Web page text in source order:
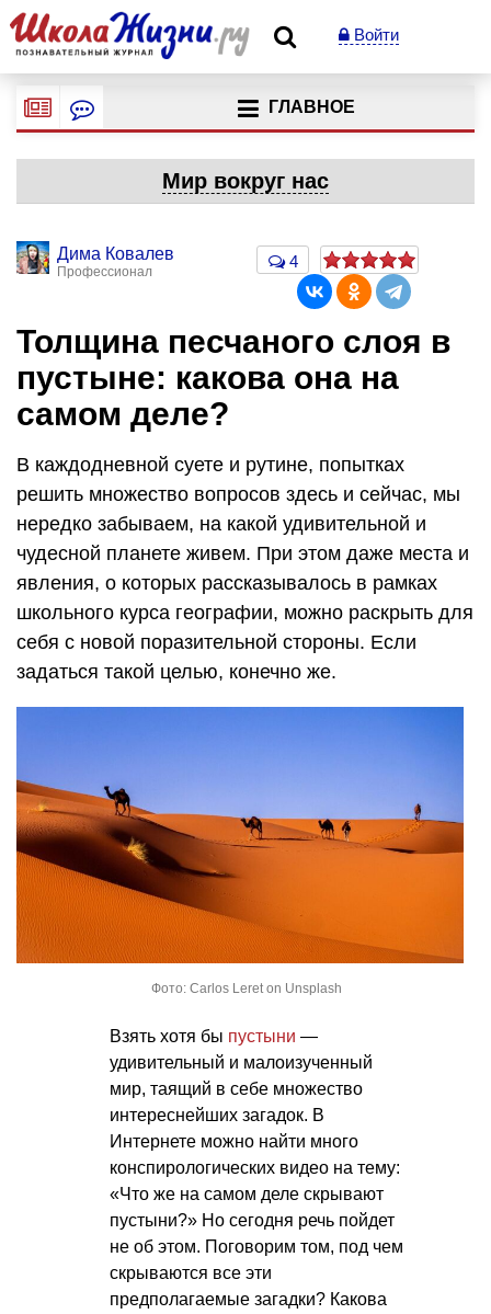
Войти
ГЛАВНОЕ
Мир вокруг нас
Дима Ковалев
Профессионал
4
Толщина песчаного слоя в
пустыне: какова она на
самом деле?
В каждодневной суете и рутине, попытках
решить множество вопросов здесь и сейчас, мы
нередко забываем, на какой удивительной и
чудесной планете живем. При этом даже места и
явления, о которых рассказывалось в рамках
школьного курса географии, можно раскрыть для
себя с новой поразительной стороны. Если
задаться такой целью, конечно же.
Фото: Carlos Leret on Unsplash
Взять хотя бы пустыни —
удивительный и малоизученный
мир, таящий в себе множество
интереснейших загадок. В
Интернете можно найти много
конспирологических видео на тему:
«Что же на самом деле скрывают
пустыни?» Но сегодня речь пойдет
не об этом. Поговорим том, под чем
скрываются все эти
предполагаемые загадки? Какова